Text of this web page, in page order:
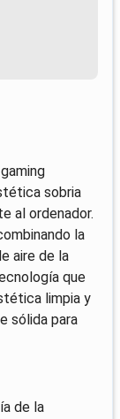
sobria
al ordenador.
la
aire de la
que
limpia y
sólida para
de la